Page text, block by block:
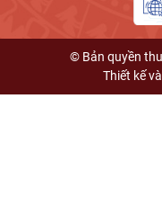
© Bản quyền
Thiết kế